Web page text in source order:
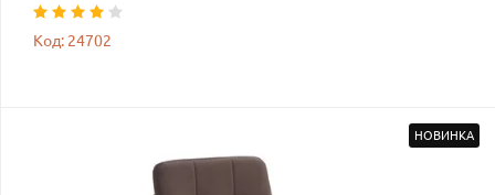
Код: 24702
НОВИНКА